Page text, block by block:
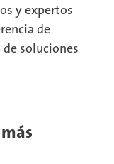
y expertos
de
soluciones